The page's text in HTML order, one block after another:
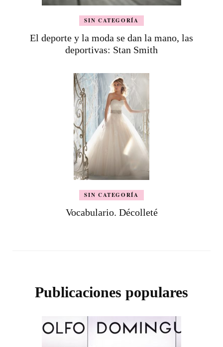
SIN CATEGORÍA
El deporte y la moda se dan la mano, las
deportivas: Stan Smith
SIN CATEGORÍA
Vocabulario. Décolleté
Publicaciones populares